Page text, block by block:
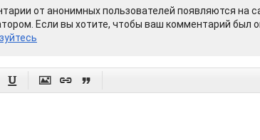
от анонимных пользователей появляются на
Если вы хотите, чтобы ваш комментарий был
   